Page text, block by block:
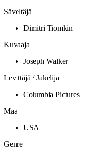
Säveltäjä
Dimitri Tiomkin
Kuvaaja
Joseph Walker
Levittäjä / Jakelija
Columbia Pictures
Maa
USA
Genre